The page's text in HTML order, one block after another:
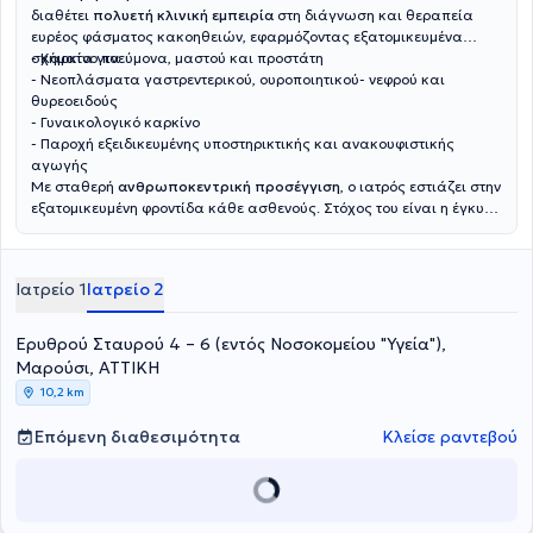
διαθέτει πολυετή κλινική εμπειρία στη διάγνωση και θεραπεία
ευρέος φάσματος κακοηθειών, εφαρμόζοντας εξατομικευμένα
σχήματα για:
- Καρκίνο πνεύμονα, μαστού και προστάτη
- Νεοπλάσματα γαστρεντερικού, ουροποιητικού- νεφρού και
θυρεοειδούς
- Γυναικολογικό καρκίνο
- Παροχή εξειδικευμένης υποστηρικτικής και ανακουφιστικής
αγωγής
Με σταθερή ανθρωποκεντρική προσέγγιση, ο ιατρός εστιάζει στην
εξατομικευμένη φροντίδα κάθε ασθενούς. Στόχος του είναι η έγκυρη
οικογενειών τους, διασφαλίζοντας τη βέλτιστη δυνατή ποιότητα
Ιατρείο 1Ιατρείο 2
Ερυθρού Σταυρού 4 – 6 (εντός Νοσοκομείου "Υγεία"),
Μαρούσι, ΑΤΤΙΚΗ
10,2 km
Επόμενη διαθεσιμότητα Κλείσε ραντεβού